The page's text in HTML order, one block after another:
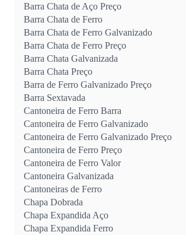
Barra Chata de Aço Preço
Barra Chata de Ferro
Barra Chata de Ferro Galvanizado
Barra Chata de Ferro Preço
Barra Chata Galvanizada
Barra Chata Preço
Barra de Ferro Galvanizado Preço
Barra Sextavada
Cantoneira de Ferro Barra
Cantoneira de Ferro Galvanizado
Cantoneira de Ferro Galvanizado Preço
Cantoneira de Ferro Preço
Cantoneira de Ferro Valor
Cantoneira Galvanizada
Cantoneiras de Ferro
Chapa Dobrada
Chapa Expandida Aço
Chapa Expandida Ferro